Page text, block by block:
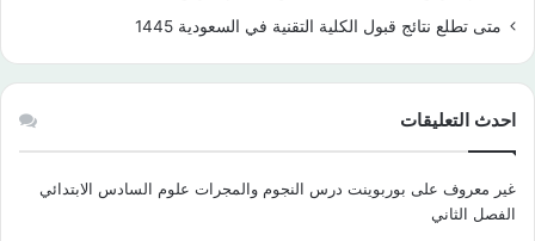
متى تطلع نتائج قبول الكلية التقنية في السعودية 1445
احدث التعليقات
غير معروف على بوربوينت درس النجوم والمجرات علوم السادس الابتدائي
الفصل الثاني